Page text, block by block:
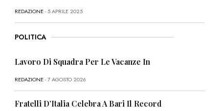
REDAZIONE- 5 APRILE 2025
POLITICA
Lavoro Di Squadra Per Le Vacanze In
REDAZIONE- 7 AGOSTO 2026
Fratelli D’Italia Celebra A Bari Il Record